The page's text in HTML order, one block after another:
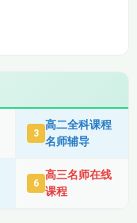
3
高二全科课程
名师辅导
6
高三名师在线
课程